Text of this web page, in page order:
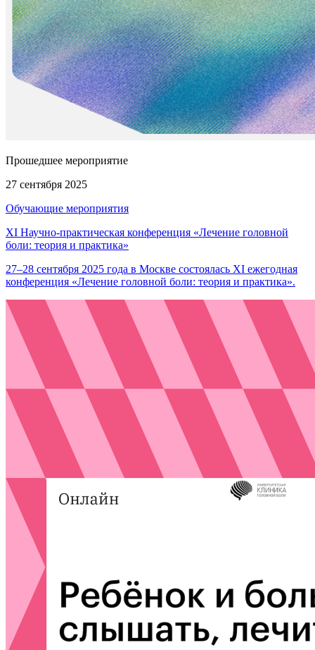
Прошедшее мероприятие
27 сентября 2025
Обучающие мероприятия
XI Научно-практическая конференция «Лечение головной
боли: теория и практика»
27–28 сентября 2025 года в Москве состоялась XI ежегодная
конференция «Лечение головной боли: теория и практика».